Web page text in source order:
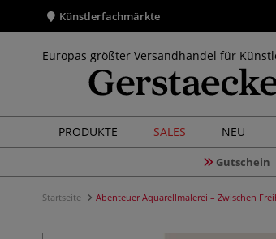
Künstlerfachmärkte
Europas größter Versandhandel für
PRODUKTE SALES NEU
Gutschein
Startseite Abenteuer Aquarellmalerei – Zwischen